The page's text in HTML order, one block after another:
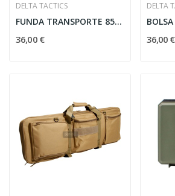
DELTA TACTICS
FUNDA TRANSPORTE 85CM NEGRA DELTA TACTICS
36,00 €
DELTA
36,00 €